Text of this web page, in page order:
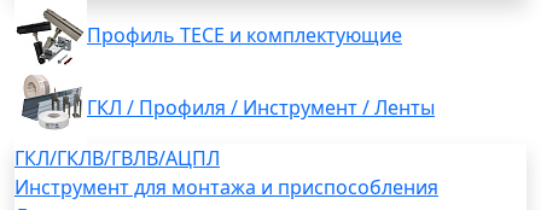
Профиль TECE и комплектующие
ГКЛ / Профиля / Инструмент / Ленты
ГКЛ/ГКЛВ/ГВЛВ/АЦПЛ
Инструмент для монтажа и приспособления